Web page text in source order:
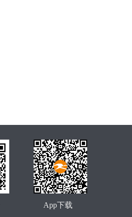
App下载